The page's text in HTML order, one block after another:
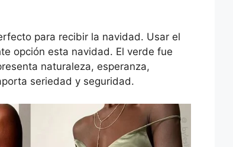
para recibir la navidad. Usar el
opción esta navidad. El verde fue
naturaleza, esperanza,
seriedad y seguridad.